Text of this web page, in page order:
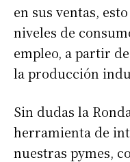
Apellidos
Número de teléfono
en sus ventas,
niveles de
empleo, a partir
la producción
Sin dudas la
herramienta de
nuestras pymes,